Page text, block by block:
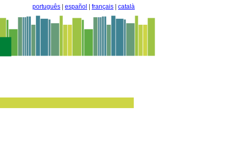
português español français català